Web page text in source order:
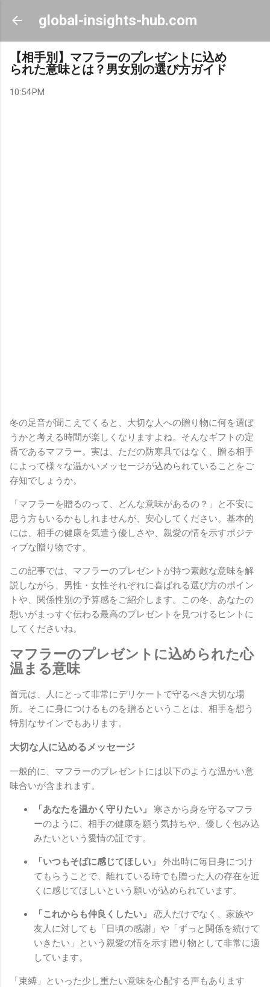
Skip to main content
global-insights-hub.com
【相手別】マフラーのプレゼントに込め
られた意味とは？男女別の選び方ガイド
10:54 PM
冬の足音が聞こえてくると、大切な人への贈り物に何を選ぼ
うかと考える時間が楽しくなりますよね。そんなギフトの定
番であるマフラー。実は、ただの防寒具ではなく、贈る相手
によって様々な温かいメッセージが込められていることをご
存知でしょうか。
「マフラーを贈るのって、どんな意味があるの？」と不安に
思う方もいるかもしれませんが、安心してください。基本的
には、相手の健康を気遣う優しさや、親愛の情を示すポジテ
ィブな贈り物です。
この記事では、マフラーのプレゼントが持つ素敵な意味を解
説しながら、男性・女性それぞれに喜ばれる選び方のポイン
トや、関係性別の予算感をご紹介します。この冬、あなたの
想いがまっすぐ伝わる最高のプレゼントを見つけるヒントに
してくださいね。
マフラーのプレゼントに込められた心
温まる意味
首元は、人にとって非常にデリケートで守るべき大切な場
所。そこに身につけるものを贈るということは、相手を想う
特別なサインでもあります。
大切な人に込めるメッセージ
一般的に、マフラーのプレゼントには以下のような温かい意
味合いが含まれます。
「あなたを温かく守りたい」
寒さから身を守るマフラ
ーのように、相手の健康を願う気持ちや、優しく包み込
みたいという愛情の証です。
「いつもそばに感じてほしい」
外出時に毎日身につけ
てもらうことで、離れている時でも贈った人の存在を近
くに感じてほしいという願いが込められています。
「これからも仲良くしたい」
恋人だけでなく、家族や
友人に対しても「日頃の感謝」や「ずっと関係を続けて
いきたい」という親愛の情を示す贈り物として非常に適
しています。
「束縛」といった少し重たい意味を心配する声もあります